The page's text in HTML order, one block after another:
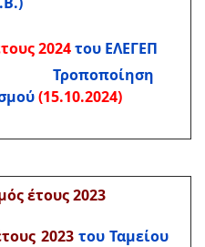
2024του ΕΛΕΓΕΠ
(15.10.2024)
έτους 2023
2023του Ταμείου